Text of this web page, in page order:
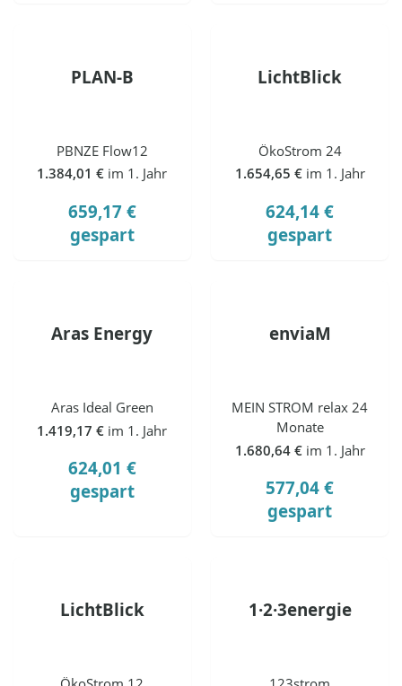
PLAN-B
PBNZE Flow12
1.384,01 € im 1. Jahr
659,17 €
gespart
LichtBlick
ÖkoStrom 24
1.654,65 € im 1. Jahr
624,14 €
gespart
Aras Energy
Aras Ideal Green
1.419,17 € im 1. Jahr
624,01 €
gespart
enviaM
MEIN STROM relax 24
Monate
1.680,64 € im 1. Jahr
577,04 €
gespart
LichtBlick 1·2·3energie